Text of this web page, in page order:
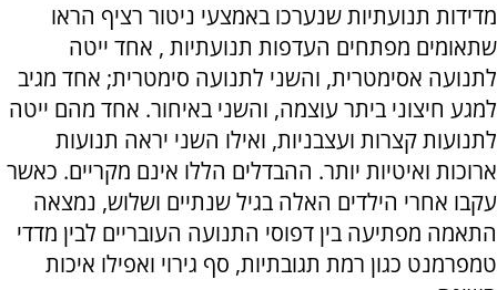
מדידות תנועתיות שנערכו באמצעי ניטור רציף הראו
שתאומים מפתחים העדפות תנועתיות , אחד ייטה
לתנועה אסימטרית, והשני לתנועה סימטרית; אחד מגיב
למגע חיצוני ביתר עוצמה, והשני באיחור. אחד מהם ייטה
לתנועות קצרות ועצבניות, ואילו השני יראה תנועות
ארוכות ואיטיות יותר. ההבדלים הללו אינם מקריים. כאשר
עקבו אחרי הילדים האלה בגיל שנתיים ושלוש, נמצאה
התאמה מפתיעה בין דפוסי התנועה העובריים לבין מדדי
טמפרמנט כגון רמת תגובתיות, סף גירוי ואפילו איכות